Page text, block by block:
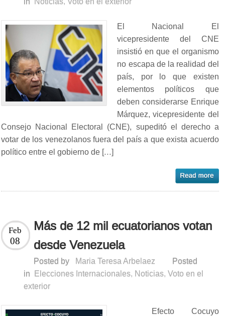
El Nacional El
vicepresidente del CNE
insistió en que el organismo
no escapa de la realidad del
país, por lo que existen
elementos políticos que
deben considerarse Enrique
Márquez, vicepresidente del
Consejo Nacional Electoral (CNE), supeditó el derecho a
votar de los venezolanos fuera del país a que exista acuerdo
político entre el gobierno de […]
Más de 12 mil ecuatorianos votan
desde Venezuela
Feb
08
Posted by Maria Teresa Arbelaez
Posted
in
Elecciones Internacionales, Noticias,Voto en el
exterior
Efecto Cocuyo